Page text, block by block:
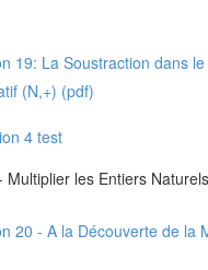
19: La Soustraction dans
(N,+) (pdf)
4 test
Multiplier les Entiers Naturels
20 - A la Découverte de la